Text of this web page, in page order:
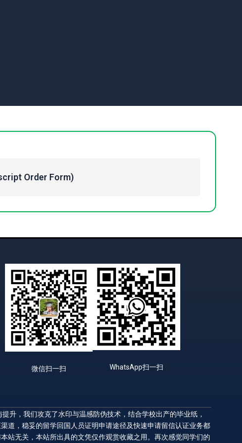
Order Form)
微信扫一扫 WhatsApp扫一扫
升，我们攻克了水印与温感防伪技术，结合学校出产的毕业纸，
道，稳妥的留学回国人员证明申请途径及快速申请留信认证业务都
站无关，本站所出具的文凭仅作观赏收藏之用。再次感觉同学们的